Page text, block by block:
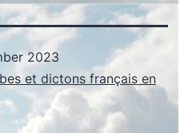
2023
et dictons français en